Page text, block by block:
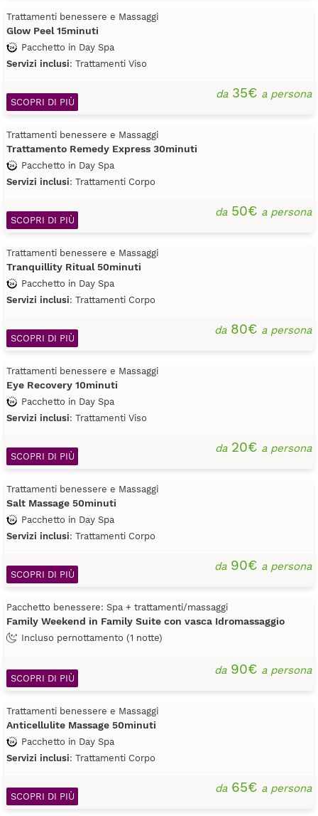
Trattamenti benessere e Massaggi
Glow Peel 15minuti
Pacchetto in Day Spa
Servizi inclusi: Trattamenti Viso
da35€ a persona
SCOPRI DI PIÙ
Trattamenti benessere e Massaggi
Trattamento Remedy Express 30minuti
Pacchetto in Day Spa
Servizi inclusi: Trattamenti Corpo
da50€ a persona
SCOPRI DI PIÙ
Trattamenti benessere e Massaggi
Tranquillity Ritual 50minuti
Pacchetto in Day Spa
Servizi inclusi: Trattamenti Corpo
da80€ a persona
SCOPRI DI PIÙ
Trattamenti benessere e Massaggi
Eye Recovery 10minuti
Pacchetto in Day Spa
Servizi inclusi: Trattamenti Viso
da20€ a persona
SCOPRI DI PIÙ
Trattamenti benessere e Massaggi
Salt Massage 50minuti
Pacchetto in Day Spa
Servizi inclusi: Trattamenti Corpo
da90€ a persona
SCOPRI DI PIÙ
Pacchetto benessere: Spa + trattamenti/massaggi
Family Weekend in Family Suite con vasca Idromassaggio
Incluso pernottamento (1 notte)
da90€ a persona
SCOPRI DI PIÙ
Trattamenti benessere e Massaggi
Anticellulite Massage 50minuti
Pacchetto in Day Spa
Servizi inclusi: Trattamenti Corpo
da65€ a persona
SCOPRI DI PIÙ